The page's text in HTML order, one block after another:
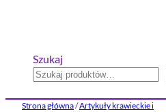
Szukaj
Strona główna/Artykuły krawieckie i